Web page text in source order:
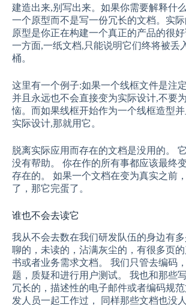
建造出来,别写出来。如果你需要解释什
一个原型而不是写一份冗长的文档。实
原型是你正在构建一个真正的产品的很
一方面,一纸文档,只能说明它们终将被丢
桶。
这里有一个例子:如果一个线框文件是注
并且永远也不会直接变为实际设计,不要
恼。而如果线框开始作为一个线框造型
实际设计,那就用它。
脱离实际应用而存在的文档是没用的。
没有帮助。 你在作的所有事都应该最终
存在的。 如果一个文档在变为真实之前
了，那它完蛋了。
谁也不会去读它
我从不会去数在我们研发队伍的身边有
聊的，未读的，沾满灰尘的，有很多页
书或者业务需求文档。 我们只管去编码
题，质疑和进行用户测试。 我也和那些
冗长的，描述性的电子邮件或者编码规
发人员一起工作过， 同样那些文档也没人